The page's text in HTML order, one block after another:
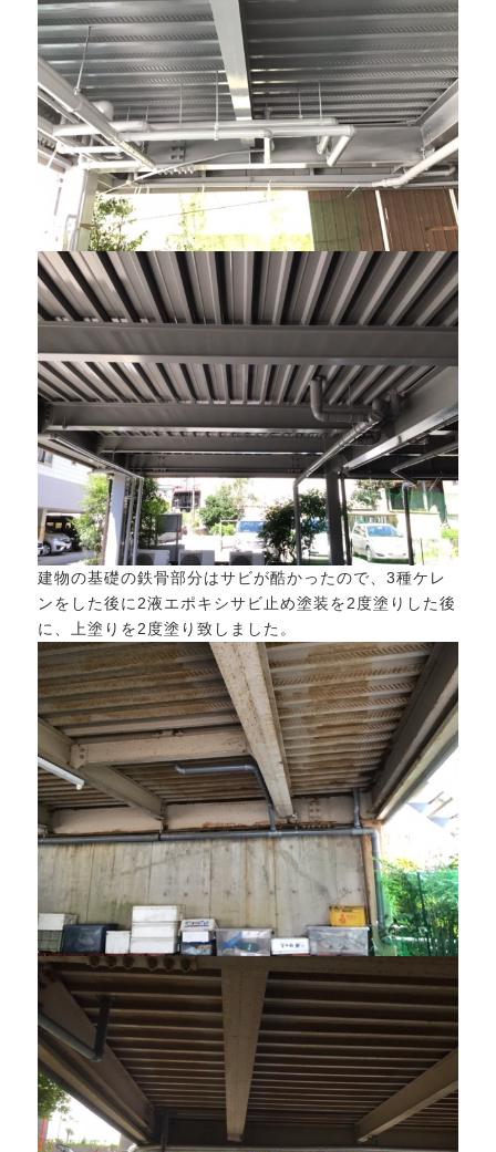
建物の基礎の鉄骨部分はサビが酷かったので、3種ケレ
ンをした後に2液エポキシサビ止め塗装を2度塗りした後
に、上塗りを2度塗り致しました。